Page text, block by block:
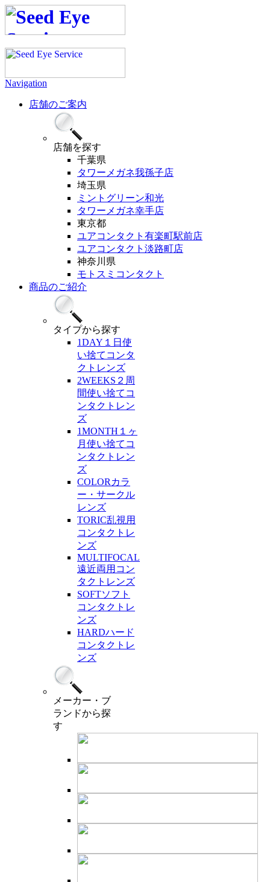
Navigation
店舗のご案内
店舗を探す
千葉県
タワーメガネ我孫子店
埼玉県
ミントグリーン和光
タワーメガネ幸手店
東京都
ユアコンタクト有楽町駅前店
ユアコンタクト淡路町店
神奈川県
モトスミコンタクト
商品のご紹介
タイプから探す
1DAY １日使
い捨てコンタ
クトレンズ
2WEEKS ２周
間使い捨てコ
ンタクトレン
ズ
1MONTH １ヶ
月使い捨てコ
ンタクトレン
ズ
COLORカラ
ー・サークル
レンズ
TORIC乱視用
コンタクトレ
ンズ
MULTIFOCAL
遠近両用コン
タクトレンズ
SOFTソフト
コンタクトレ
ンズ
HARDハード
コンタクトレ
ンズ
メーカー・ブ
ランドから探
す